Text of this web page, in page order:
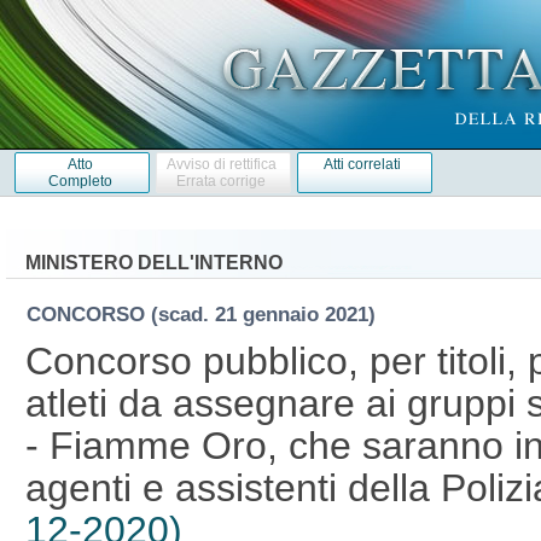
Atto
Completo
Avviso di rettifica
Errata corrige
Atti correlati
MINISTERO DELL'INTERNO
CONCORSO (scad. 21 gennaio 2021)
Concorso pubblico, per titoli,
atleti da assegnare ai gruppi
- Fiamme Oro, che saranno
agenti e assistenti della
12-2020)